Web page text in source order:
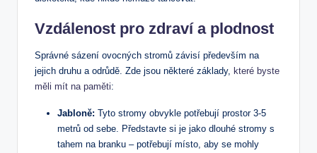
Vzdálenost pro zdraví a plodnost
Správné sázení ovocných stromů závisí především na
jejich druhu a odrůdě. Zde jsou některé základy, které byste
měli mít na paměti:
Jabloně: Tyto stromy obvykle potřebují prostor 3-5
metrů od sebe. Představte si je jako dlouhé stromy s
tahem na branku – potřebují místo, aby se mohly